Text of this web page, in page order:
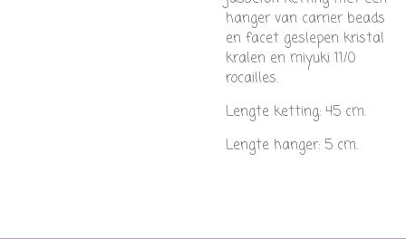
hanger van carrier beads
en facet geslepen kristal
kralen en miyuki 11/0
rocailles.
Lengte ketting: 45 cm.
Lengte hanger: 5 cm.